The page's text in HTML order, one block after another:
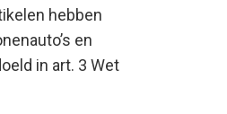
hebben
en
in art. 3 Wet